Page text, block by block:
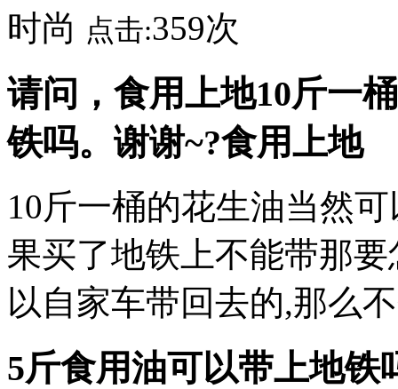
时尚 点击:359次
请问，食用上地10斤一
铁吗。谢谢~?食用上地
10斤一桶的花生油当然
果买了地铁上不能带那
以自家车带回去的,那么
5斤食用油可以带上地铁